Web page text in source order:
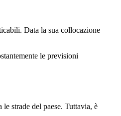
Data la sua collocazione
le previsioni
strade del paese. Tuttavia, è